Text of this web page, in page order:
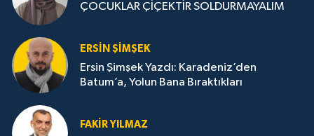
ÇOCUKLAR ÇİÇEKTİR SOLDURMAYALIM
ERSIN ŞIMŞEK
Ersin Şimşek Yazdı: Karadeniz’den
Batum’a, Yolun Bana Bıraktıkları
FAKIR YILMAZ